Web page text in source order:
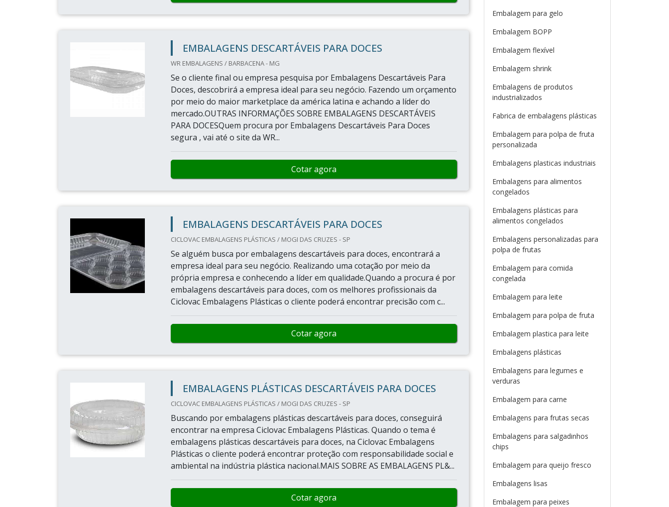
EMBALAGENS DESCARTÁVEIS PARA DOCES
WR EMBALAGENS / BARBACENA - MG
Se o cliente final ou empresa pesquisa por Embalagens Descartáveis Para
Doces, descobrirá a empresa ideal para seu negócio. Fazendo um orçamento
por meio do maior marketplace da américa latina e achando a líder do
mercado.OUTRAS INFORMAÇÕES SOBRE EMBALAGENS DESCARTÁVEIS
PARA DOCESQuem procura por Embalagens Descartáveis Para Doces
segura , vai até o site da WR...
Cotar agora
EMBALAGENS DESCARTÁVEIS PARA DOCES
CICLOVAC EMBALAGENS PLÁSTICAS / MOGI DAS CRUZES - SP
Se alguém busca por embalagens descartáveis para doces, encontrará a
empresa ideal para seu negócio. Realizando uma cotação por meio da
própria empresa e conhecendo a líder em qualidade.Quando a procura é por
embalagens descartáveis para doces, com os melhores profissionais da
Ciclovac Embalagens Plásticas o cliente poderá encontrar precisão com c...
Cotar agora
EMBALAGENS PLÁSTICAS DESCARTÁVEIS PARA DOCES
CICLOVAC EMBALAGENS PLÁSTICAS / MOGI DAS CRUZES - SP
Buscando por embalagens plásticas descartáveis para doces, conseguirá
encontrar na empresa Ciclovac Embalagens Plásticas. Quando o tema é
embalagens plásticas descartáveis para doces, na Ciclovac Embalagens
Plásticas o cliente poderá encontrar proteção com responsabilidade social e
ambiental na indústria plástica nacional.MAIS SOBRE AS EMBALAGENS PL&...
Cotar agora
Embalagem para gelo
Embalagem BOPP
Embalagem flexível
Embalagem shrink
Embalagens de produtos
industrializados
Fabrica de embalagens plásticas
Embalagem para polpa de fruta
personalizada
Embalagens plasticas industriais
Embalagens para alimentos
congelados
Embalagens plásticas para
alimentos congelados
Embalagens personalizadas para
polpa de frutas
Embalagem para comida
congelada
Embalagem para leite
Embalagem para polpa de fruta
Embalagem plastica para leite
Embalagens plásticas
Embalagens para legumes e
verduras
Embalagem para carne
Embalagens para frutas secas
Embalagens para salgadinhos
chips
Embalagem para queijo fresco
Embalagens lisas
Embalagem para peixes